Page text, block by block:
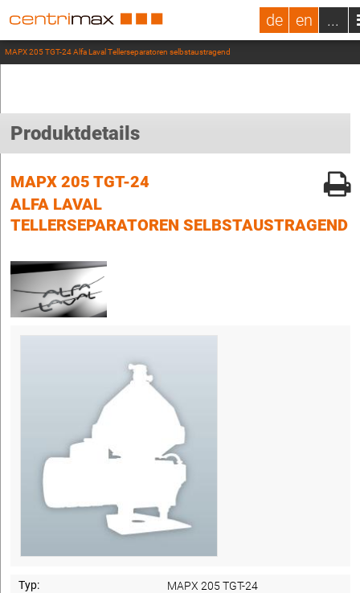
de en ...
MAPX 205 TGT-24 Alfa Laval Tellerseparatoren selbstaustragend
Produktdetails
MAPX 205 TGT-24
ALFA LAVAL
TELLERSEPARATOREN SELBSTAUSTRAGEND
Typ:
MAPX 205 TGT-24